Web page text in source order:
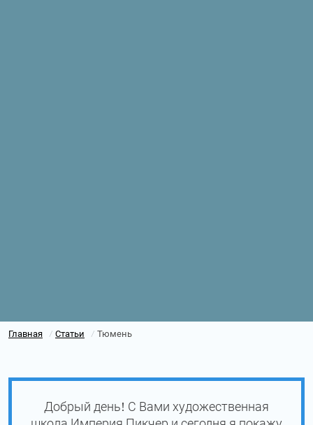
Главная / Статьи / Тюмень
Добрый день! С Вами художественная